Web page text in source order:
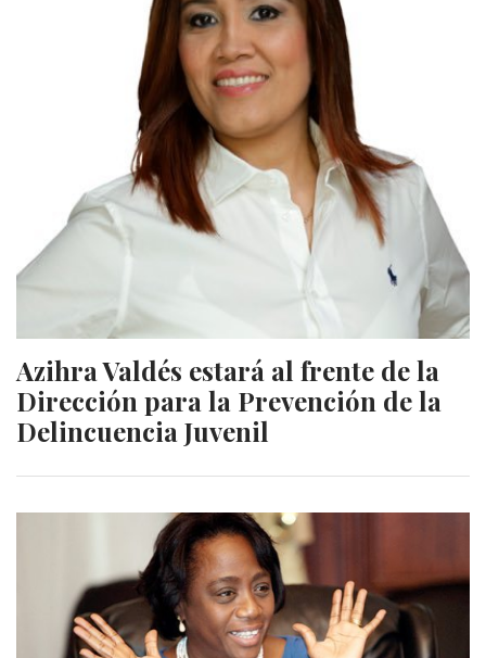
Azihra Valdés estará al frente de la
Dirección para la Prevención de la
Delincuencia Juvenil